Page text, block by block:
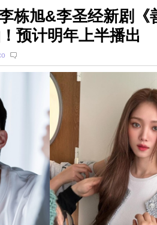
栋旭&李圣经新剧《
预计明年上半播出